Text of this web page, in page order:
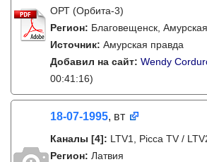
ОРТ (Орбита-3)
Регион: Благовещенск,
Источник: Амурская правда
Добавил на сайт: Wendy
00:41:16)
18-07-1995, вт
Каналы [4]: LTV1, Picca TV /
Регион: Латвия